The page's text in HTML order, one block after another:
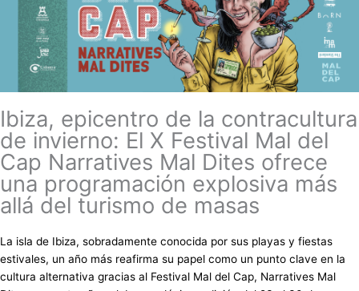
Ibiza, epicentro de la contracultura
de invierno: El X Festival Mal del
Cap Narratives Mal Dites ofrece
una programación explosiva más
allá del turismo de masas
La isla de Ibiza, sobradamente conocida por sus playas y fiestas
estivales, un año más reafirma su papel como un punto clave en la
cultura alternativa gracias al Festival Mal del Cap, Narratives Mal